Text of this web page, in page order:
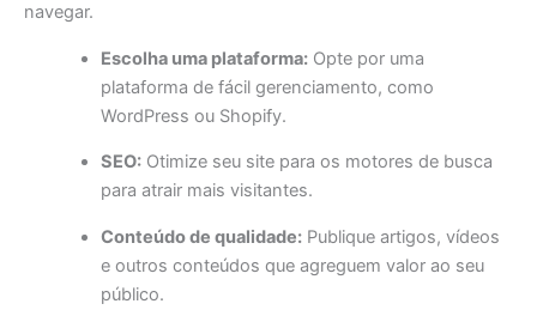
navegar.
Escolha uma plataforma:Opte por uma
plataforma de fácil gerenciamento, como
WordPress ou Shopify.
SEO:Otimize seu site para os motores de busca
para atrair mais visitantes.
Conteúdo de qualidade:Publique artigos, vídeos
e outros conteúdos que agreguem valor ao seu
público.